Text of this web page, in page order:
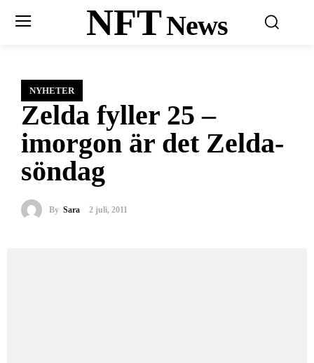
NFTNews
NYHETER
Zelda fyller 25 –
imorgon är det Zelda-
söndag
By Sara 2 juli, 2011